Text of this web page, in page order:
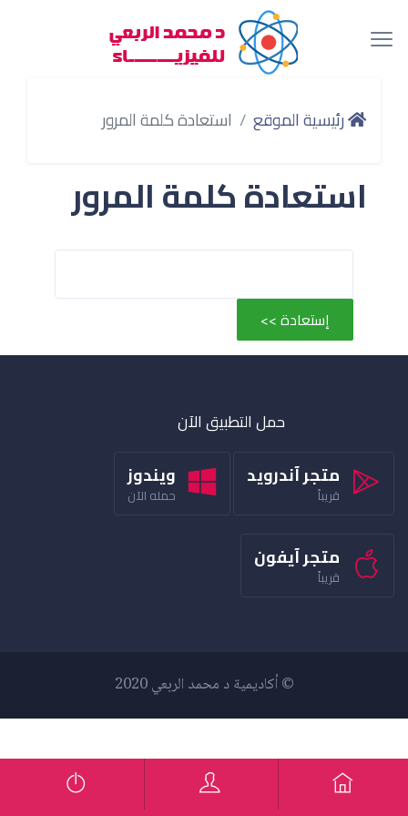
رئيسية الموقع استعادة كلمة المرور
استعادة كلمة المرور
حمل التطبيق الآن
متجر آندرويد
قريباً
ويندوز
حمله الآن
متجر آيفون
قريباً
© أكاديمية د محمد الربعي 2020